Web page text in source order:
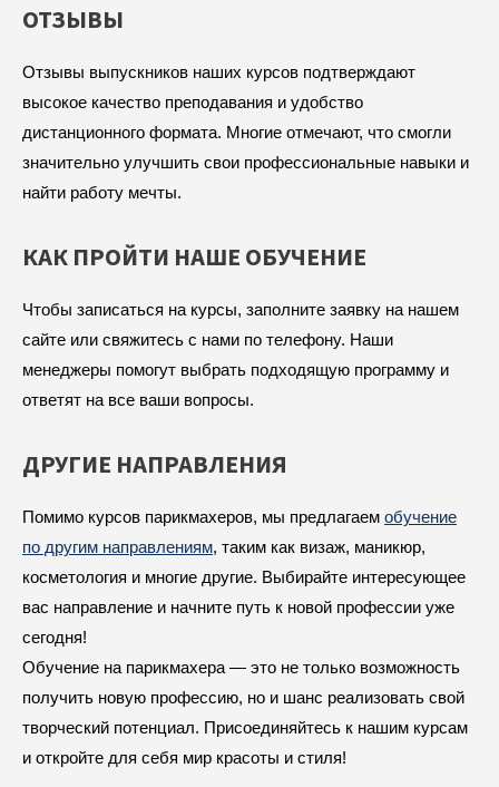
ОТЗЫВЫ
Отзывы выпускников наших курсов подтверждают
высокое качество преподавания и удобство
дистанционного формата. Многие отмечают, что смогли
значительно улучшить свои профессиональные навыки и
найти работу мечты.
КАК ПРОЙТИ НАШЕ ОБУЧЕНИЕ
Чтобы записаться на курсы, заполните заявку на нашем
сайте или свяжитесь с нами по телефону. Наши
менеджеры помогут выбрать подходящую программу и
ответят на все ваши вопросы.
ДРУГИЕ НАПРАВЛЕНИЯ
Помимо курсов парикмахеров, мы предлагаем обучение
по другим направлениям, таким как визаж, маникюр,
косметология и многие другие. Выбирайте интересующее
вас направление и начните путь к новой профессии уже
сегодня!
Обучение на парикмахера — это не только возможность
получить новую профессию, но и шанс реализовать свой
творческий потенциал. Присоединяйтесь к нашим курсам
и откройте для себя мир красоты и стиля!